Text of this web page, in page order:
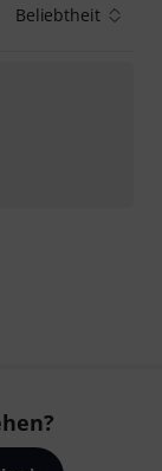
Beliebtheit